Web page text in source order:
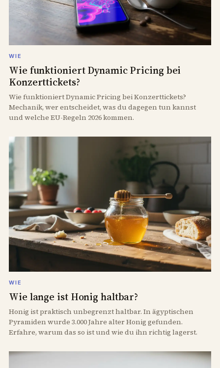
WIE
Wie funktioniert Dynamic Pricing bei
Konzerttickets?
Wie funktioniert Dynamic Pricing bei Konzerttickets?
Mechanik, wer entscheidet, was du dagegen tun kannst
und welche EU-Regeln 2026 kommen.
WIE
Wie lange ist Honig haltbar?
Honig ist praktisch unbegrenzt haltbar. In ägyptischen
Pyramiden wurde 3.000 Jahre alter Honig gefunden.
Erfahre, warum das so ist und wie du ihn richtig lagerst.